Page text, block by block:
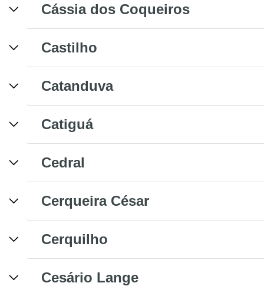
Cássia dos Coqueiros
Castilho
Catanduva
Catiguá
Cedral
Cerqueira César
Cerquilho
Cesário Lange